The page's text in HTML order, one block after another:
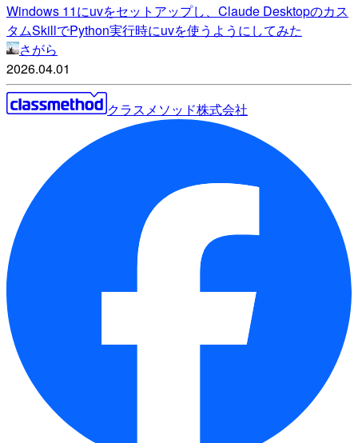
Windows 11にuvをセットアップし、Claude Desktopのカス
タムSkillでPython実行時にuvを使うようにしてみた
さがら
2026.04.01
クラスメソッド株式会社